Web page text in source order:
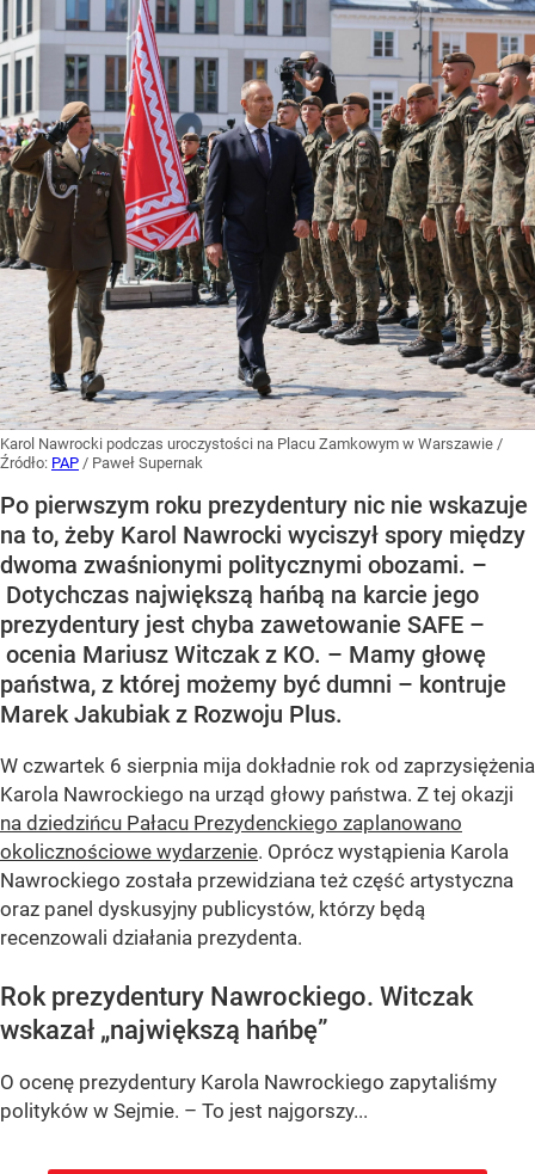
Karol Nawrocki podczas uroczystości na Placu Zamkowym w Warszawie /
Źródło: PAP / Paweł Supernak
Po pierwszym roku prezydentury nic nie wskazuje
na to, żeby Karol Nawrocki wyciszył spory między
dwoma zwaśnionymi politycznymi obozami. –
Dotychczas największą hańbą na karcie jego
prezydentury jest chyba zawetowanie SAFE –
ocenia Mariusz Witczak z KO. – Mamy głowę
państwa, z której możemy być dumni – kontruje
Marek Jakubiak z Rozwoju Plus.
W czwartek 6 sierpnia mija dokładnie rok od zaprzysiężenia
Karola Nawrockiego na urząd głowy państwa. Z tej okazji
na dziedzińcu Pałacu Prezydenckiego zaplanowano
okolicznościowe wydarzenie. Oprócz wystąpienia Karola
Nawrockiego została przewidziana też część artystyczna
oraz panel dyskusyjny publicystów, którzy będą
recenzowali działania prezydenta.
Rok prezydentury Nawrockiego. Witczak
wskazał „największą hańbę”
O ocenę prezydentury Karola Nawrockiego zapytaliśmy
polityków w Sejmie. – To jest najgorszy...